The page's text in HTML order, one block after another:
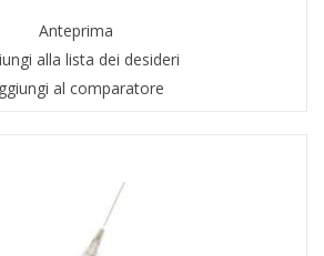
Anteprima
alla lista dei desideri
al comparatore